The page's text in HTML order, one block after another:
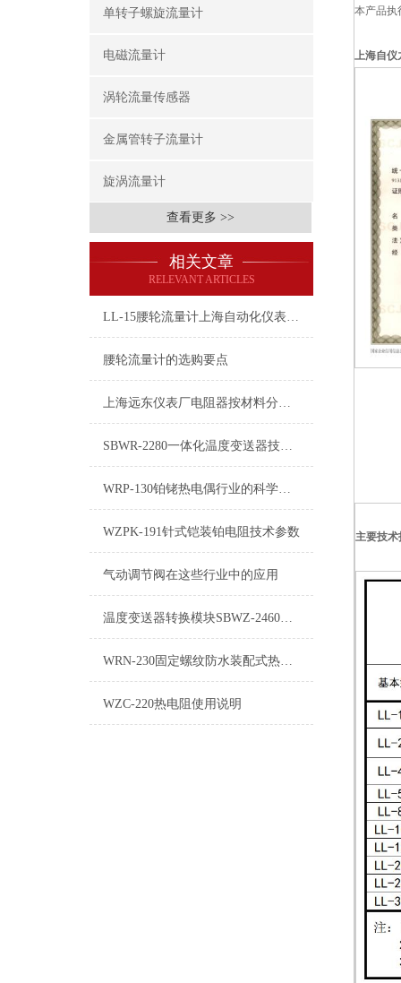
单转子螺旋流量计
电磁流量计
涡轮流量传感器
金属管转子流量计
旋涡流量计
查看更多 >>
相关文章
RELEVANT ARTICLES
LL-15腰轮流量计上海自动化仪表九厂LDCK-800电磁流量计
腰轮流量计的选购要点
上海远东仪表厂电阻器按材料分类有哪些
SBWR-2280一体化温度变送器技术参数
WRP-130铂铑热电偶行业的科学发展之路
WZPK-191针式铠装铂电阻技术参数
气动调节阀在这些行业中的应用
温度变送器转换模块SBWZ-2460自动化三厂产品介绍
WRN-230固定螺纹防水装配式热电偶使用说明
WZC-220热电阻使用说明
本产品执
上海自仪
主要技术